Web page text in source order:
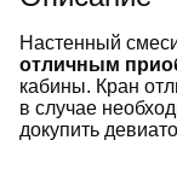
Настенный
отличным
кабины. Кран
в случае
докупить